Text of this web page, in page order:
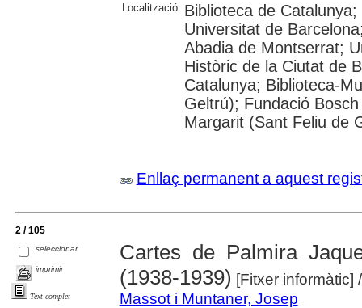
Localització: Biblioteca de
Universitat de
Abadia de Montserrat;
Històric de la Ciutat de
Catalunya; Biblioteca-
Geltrú); Fundació
Margarit (Sant Feliu de
Enllaç permanent a aquest
2 / 105
seleccionar
imprimir
Text complet
Cartes de Palmira
(1938-1939) [Fitxer informàtic]
Massot i Muntaner, Josep